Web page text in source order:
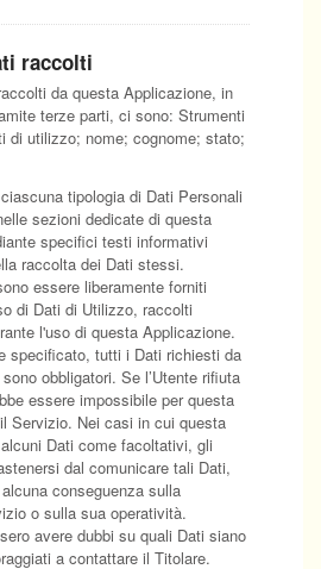
raccolti
da questa Applicazione, in
terze parti, ci sono: Strumenti
di utilizzo; nome; cognome; stato;
tipologia di Dati Personali
sezioni dedicate di questa
specifici testi informativi
raccolta dei Dati stessi.
essere liberamente forniti
di Dati di Utilizzo, raccolti
l'uso di questa Applicazione.
specificato, tutti i Dati richiesti da
obbligatori. Se l’Utente rifiuta
essere impossibile per questa
Servizio. Nei casi in cui questa
Dati come facoltativi, gli
dal comunicare tali Dati,
conseguenza sulla
o sulla sua operatività.
avere dubbi su quali Dati siano
a contattare il Titolare.